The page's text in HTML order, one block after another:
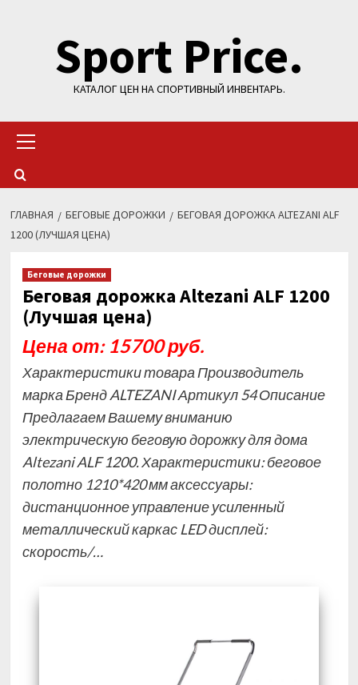
содержимомуSport Price.
КАТАЛОГ ЦЕН НА СПОРТИВНЫЙ ИНВЕНТАРЬ.
меню
ГЛАВНАЯ БЕГОВЫЕ ДОРОЖКИ
БЕГОВАЯ ДОРОЖКА ALTEZANI ALF
1200 (ЛУЧШАЯ ЦЕНА)
Беговые дорожки
Беговая дорожка Altezani ALF 1200
(Лучшая цена)
Цена от: 15700 руб.
Характеристики товара Производитель
марка Бренд ALTEZANI Артикул 54 Описание
Предлагаем Вашему вниманию
электрическую беговую дорожку для дома
Altezani ALF 1200. Характеристики: беговое
полотно 1210*420 мм аксессуары:
дистанционное управление усиленный
металлический каркас LED дисплей:
скорость/…